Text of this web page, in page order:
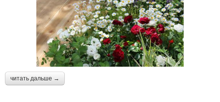
читать дальше →